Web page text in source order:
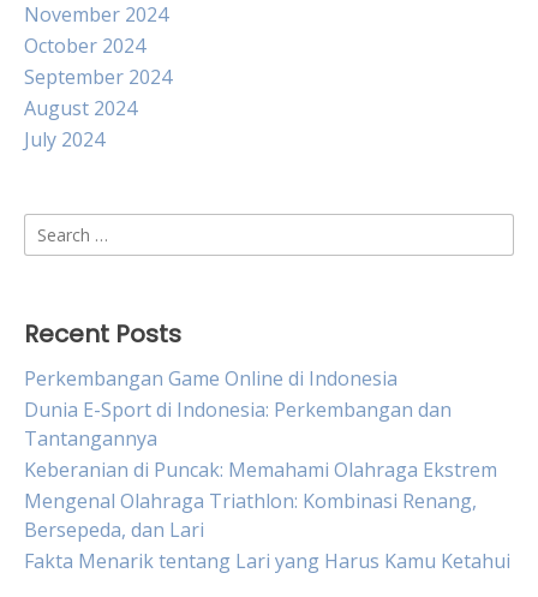
November 2024
October 2024
September 2024
August 2024
July 2024
Search
for:
Recent Posts
Perkembangan Game Online di Indonesia
Dunia E-Sport di Indonesia: Perkembangan dan
Tantangannya
Keberanian di Puncak: Memahami Olahraga Ekstrem
Mengenal Olahraga Triathlon: Kombinasi Renang,
Bersepeda, dan Lari
Fakta Menarik tentang Lari yang Harus Kamu Ketahui